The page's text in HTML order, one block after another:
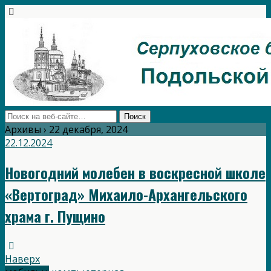
Архивы › 22 декабря, 2024
22.12.2024
Новогодний молебен в воскресной школе
«Вертоград» Михаило-Архангельского
храма г. Пущино
Наверх